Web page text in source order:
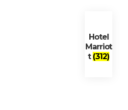
Hotel
Marriot
t (312)